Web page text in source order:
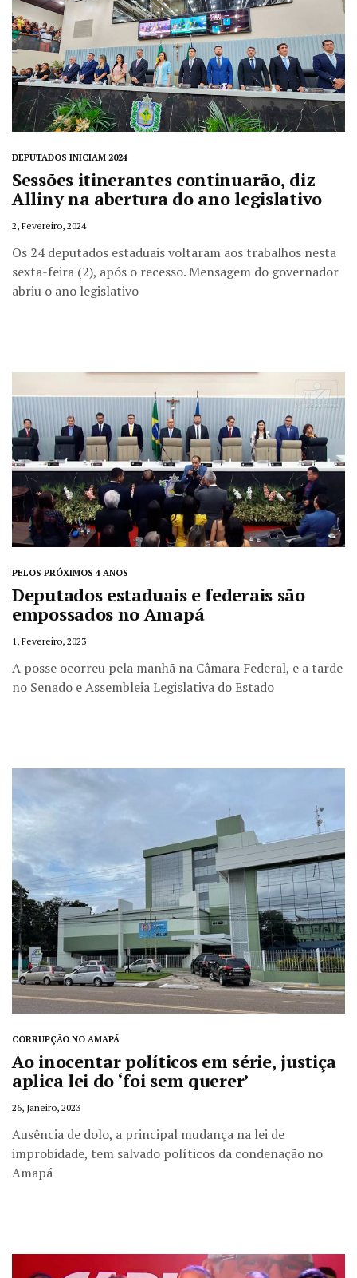
DEPUTADOS INICIAM 2024
Sessões itinerantes continuarão, diz
Alliny na abertura do ano legislativo
2, Fevereiro, 2024
Os 24 deputados estaduais voltaram aos trabalhos nesta
sexta-feira (2), após o recesso. Mensagem do governador
abriu o ano legislativo
PELOS PRÓXIMOS 4 ANOS
Deputados estaduais e federais são
empossados no Amapá
1, Fevereiro, 2023
A posse ocorreu pela manhã na Câmara Federal, e a tarde
no Senado e Assembleia Legislativa do Estado
CORRUPÇÃO NO AMAPÁ
Ao inocentar políticos em série, justiça
aplica lei do ‘foi sem querer’
26, Janeiro, 2023
Ausência de dolo, a principal mudança na lei de
improbidade, tem salvado políticos da condenação no
Amapá